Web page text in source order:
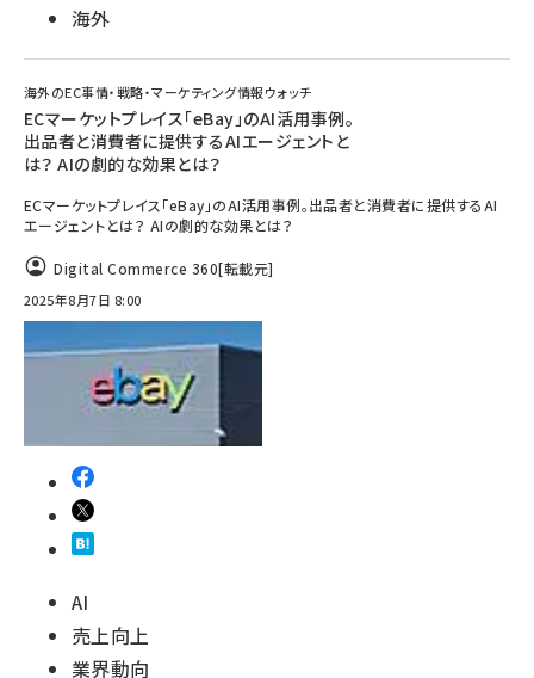
海外
海外のEC事情・戦略・マーケティング情報ウォッチ
ECマーケットプレイス「eBay」のAI活用事例。
出品者と消費者に提供するAIエージェントと
は？ AIの劇的な効果とは？
ECマーケットプレイス「eBay」のAI活用事例。出品者と消費者に提供するAI
エージェントとは？ AIの劇的な効果とは？
Digital Commerce 360[転載元]
2025年8月7日 8:00
AI
売上向上
業界動向